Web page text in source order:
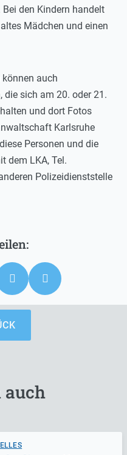
den Kindern handelt
Mädchen und einen
auch
die sich am 20. oder 21.
und dort Fotos
Karlsruhe
Personen und die
dem LKA, Tel.
Polizeidienststelle
auch